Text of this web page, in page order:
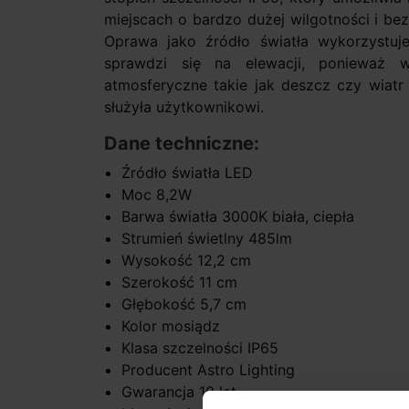
miejscach o bardzo dużej wilgotności i
Oprawa jako źródło światła
sprawdzi się na elewacji, ponieważ
atmosferyczne takie jak deszcz czy wiatr
służyła użytkownikowi.
Dane techniczne:
Źródło światła LED
Moc 8,2W
Barwa światła 3000K biała, ciepła
Strumień świetlny 485lm
Wysokość 12,2 cm
Szerokość 11 cm
Głębokość 5,7 cm
Kolor mosiądz
Klasa szczelności IP65
Producent Astro Lighting
Gwarancja 10 lat